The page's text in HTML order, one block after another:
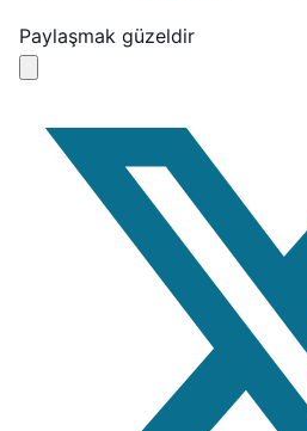
Paylaşmak güzeldir